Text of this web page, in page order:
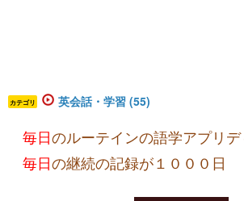
カテゴリ 英会話・学習 (55)
毎日のルーテインの語学アプリ
毎日の継続の記録が１０００日